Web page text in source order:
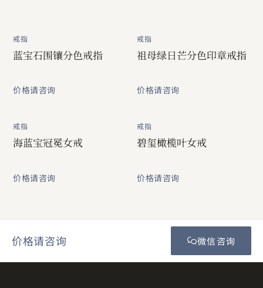
戒指
蓝宝石围镶分色戒指
价格请咨询
戒指
祖母绿日芒分色印章戒指
价格请咨询
戒指
海蓝宝冠冕女戒
价格请咨询
戒指
碧玺橄榄叶女戒
价格请咨询
价格请咨询 微信咨询